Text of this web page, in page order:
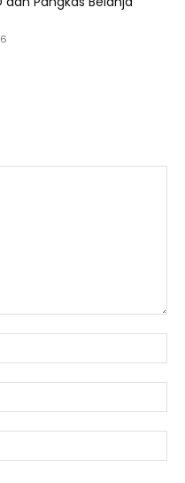
:*
:*
: